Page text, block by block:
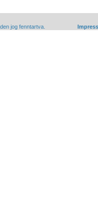
jog fenntartva.